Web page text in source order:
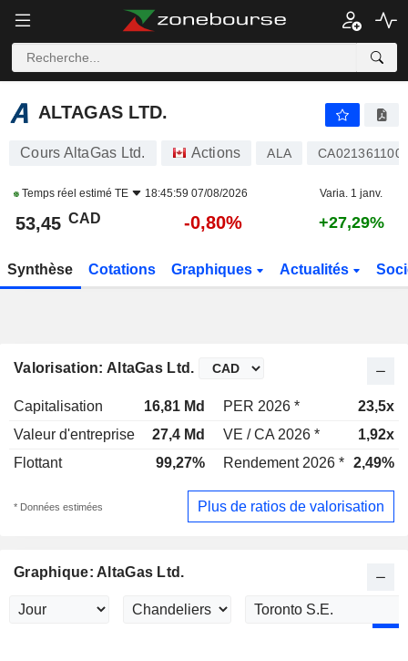
ALTAGAS LTD.
ALTAGAS LTD.
Cours AltaGas Ltd. Actions ALA
Temps réel estimé TE 18:45:59 07/08/2026 Varia. 1 janv.
53,45 CAD -0,80% +27,29%
Synthèse Cotations Graphiques Actualités
Valorisation: AltaGas Ltd.
Capitalisation 16,81 Md PER 2026 *
23,5x
Valeur d'entreprise
27,4 Md VE / CA 2026 *
1,92x
Flottant
99,27% Rendement 2026 * 2,49%
* Données estimées Plus de ratios de valorisation
Graphique: AltaGas Ltd.